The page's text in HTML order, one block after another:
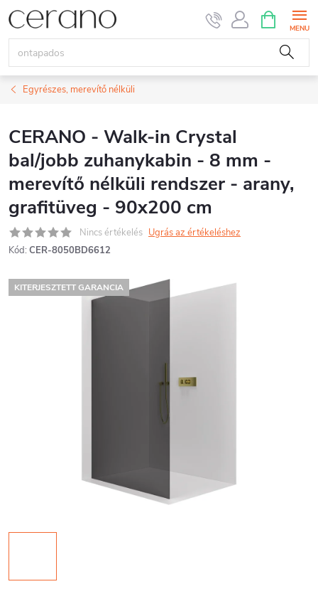
Ugrás
tartalomhoz
KOSÁR
Egyrészes, merevítő nélküli
CERANO - Walk-in Crystal
bal/jobb zuhanykabin - 8 mm -
merevítő nélküli rendszer - arany,
grafitüveg - 90x200 cm
Nincs értékelés Ugrás az értékeléshez
Kód: CER-8050BD6612
KITERJESZTETT GARANCIA